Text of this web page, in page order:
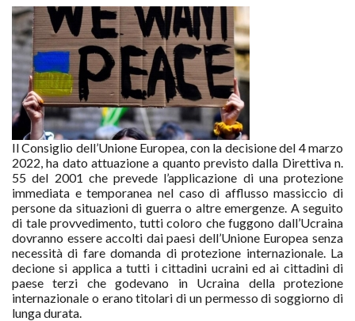
Il Consiglio dell’Unione Europea, con la decisione del 4 marzo
2022, ha dato attuazione a quanto previsto dalla Direttiva n.
55 del 2001 che prevede l’applicazione di una protezione
immediata e temporanea nel caso di afflusso massiccio di
persone da situazioni di guerra o altre emergenze. A seguito
di tale provvedimento, tutti coloro che fuggono dall’Ucraina
dovranno essere accolti dai paesi dell’Unione Europea senza
necessità di fare domanda di protezione internazionale. La
decione si applica a tutti i cittadini ucraini ed ai cittadini di
paese terzi che godevano in Ucraina della protezione
internazionale o erano titolari di un permesso di soggiorno di
lunga durata.